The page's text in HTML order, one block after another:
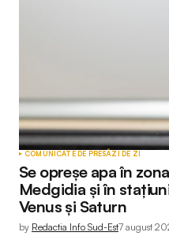
Your Name*
Your E-mail*
COMUNICATE DE PRESĂZI DE ZI
Se opreșe apa în
Medgidia și în
Venus și Saturn
by Redactia Info Sud-Est7 august